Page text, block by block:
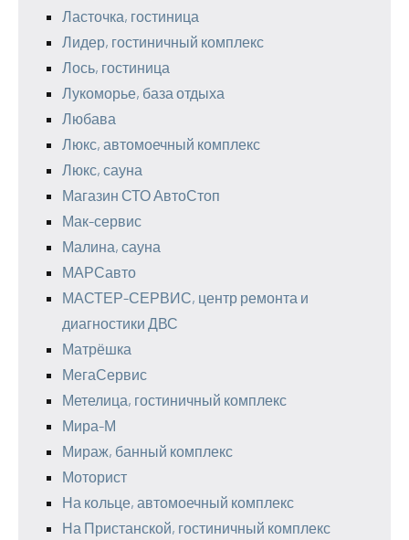
Ласточка, гостиница
Лидер, гостиничный комплекс
Лось, гостиница
Лукоморье, база отдыха
Любава
Люкс, автомоечный комплекс
Люкс, сауна
Магазин СТО АвтоСтоп
Мак-сервис
Малина, сауна
МАРСавто
МАСТЕР-СЕРВИС, центр ремонта и
диагностики ДВС
Матрёшка
МегаСервис
Метелица, гостиничный комплекс
Мира-М
Мираж, банный комплекс
Моторист
На кольце, автомоечный комплекс
На Пристанской, гостиничный комплекс